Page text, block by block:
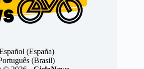
(España)
(Brasil)